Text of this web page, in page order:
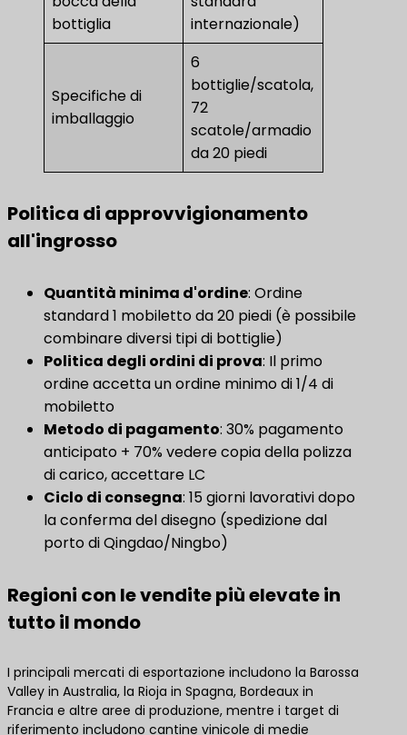
bottiglia
internazionale)
Specifiche di
imballaggio
6
bottiglie/scatola,
72
scatole/armadio
da 20 piedi
Politica di approvvigionamento
all'ingrosso
Quantità minima d'ordine​: Ordine
standard 1 mobiletto da 20 piedi (è possibile
combinare diversi tipi di bottiglie)
Politica degli ordini di prova​: Il primo
ordine accetta un ordine minimo di 1/4 di
mobiletto
Metodo di pagamento​: 30% pagamento
anticipato + 70% vedere copia della polizza
di carico, accettare LC
Ciclo di consegna: 15 giorni lavorativi dopo
la conferma del disegno (spedizione dal
porto di Qingdao/Ningbo)
Regioni con le vendite più elevate in
tutto il mondo
I principali mercati di esportazione includono la Barossa
Valley in Australia, la Rioja in Spagna, Bordeaux in
Francia e altre aree di produzione, mentre i target di
riferimento includono cantine vinicole di medie